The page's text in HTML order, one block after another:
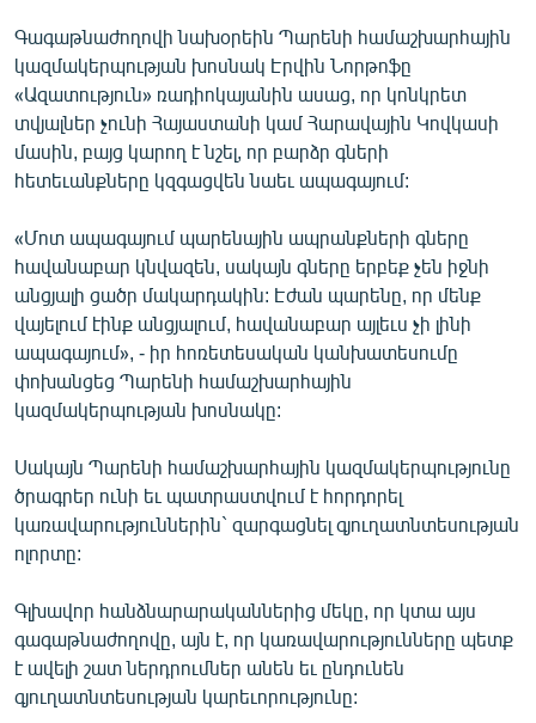
Գագաթնաժողովի նախօրեին Պարենի համաշխարհային
կազմակերպության խոսնակ Էրվին Նորթոֆը
«Ազատություն» ռադիոկայանին ասաց, որ կոնկրետ
տվյալներ չունի Հայաստանի կամ Հարավային Կովկասի
մասին, բայց կարող է նշել, որ բարձր գների
հետեւանքները կզգացվեն նաեւ ապագայում:
«Մոտ ապագայում պարենային ապրանքների գները
հավանաբար կնվազեն, սակայն գները երբեք չեն իջնի
անցյալի ցածր մակարդակին: Էժան պարենը, որ մենք
վայելում էինք անցյալում, հավանաբար այլեւս չի լինի
ապագայում», - իր հոռետեսական կանխատեսումը
փոխանցեց Պարենի համաշխարհային
կազմակերպության խոսնակը:
Սակայն Պարենի համաշխարհային կազմակերպությունը
ծրագրեր ունի եւ պատրաստվում է հորդորել
կառավարություններին` զարգացնել գյուղատնտեսության
ոլորտը:
Գլխավոր հանձնարարականներից մեկը, որ կտա այս
գագաթնաժողովը, այն է, որ կառավարությունները պետք
է ավելի շատ ներդրումներ անեն եւ ընդունեն
գյուղատնտեսության կարեւորությունը: